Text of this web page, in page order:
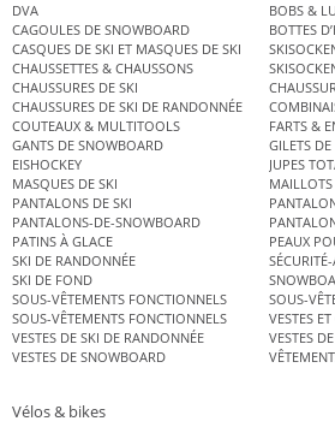
DVA
BOBS &
CAGOULES DE SNOWBOARD
BOTTES
CASQUES DE SKI ET MASQUES DE SKI
CHAUSSETTES & CHAUSSONS
CHAUSSURES DE SKI
CHAUSSURES DE SKI DE RANDONNÉE
COUTEAUX & MULTITOOLS
FARTS &
GANTS DE SNOWBOARD
GILETS
EISHOCKEY
JUPES
MASQUES DE SKI
PANTALONS DE SKI
PANTALONS-DE-SNOWBOARD
PATINS À GLACE
PEAUX
SKI DE RANDONNÉE
SKI DE FOND
SOUS-VÊTEMENTS FONCTIONNELS
SOUS-
SOUS-VÊTEMENTS FONCTIONNELS
VESTES
VESTES DE SKI DE RANDONNÉE
VESTES
VESTES DE SNOWBOARD
Vélos & bikes